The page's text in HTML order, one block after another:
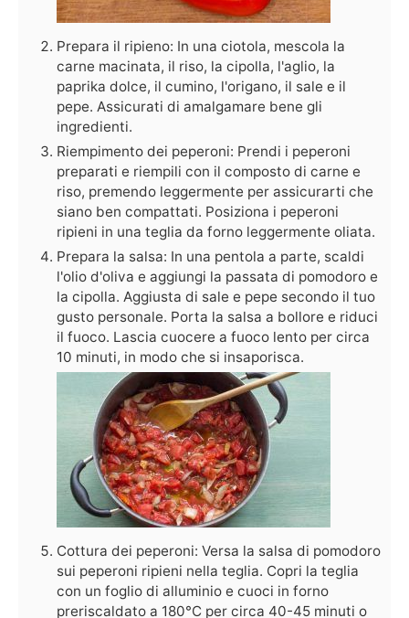
Prepara il ripieno: In una ciotola, mescola la
carne macinata, il riso, la cipolla, l'aglio, la
paprika dolce, il cumino, l'origano, il sale e il
pepe. Assicurati di amalgamare bene gli
ingredienti.
Riempimento dei peperoni: Prendi i peperoni
preparati e riempili con il composto di carne e
riso, premendo leggermente per assicurarti che
siano ben compattati. Posiziona i peperoni
ripieni in una teglia da forno leggermente oliata.
Prepara la salsa: In una pentola a parte, scaldi
l'olio d'oliva e aggiungi la passata di pomodoro e
la cipolla. Aggiusta di sale e pepe secondo il tuo
gusto personale. Porta la salsa a bollore e riduci
il fuoco. Lascia cuocere a fuoco lento per circa
10 minuti, in modo che si insaporisca.
Cottura dei peperoni: Versa la salsa di pomodoro
sui peperoni ripieni nella teglia. Copri la teglia
con un foglio di alluminio e cuoci in forno
preriscaldato a 180°C per circa 40-45 minuti o